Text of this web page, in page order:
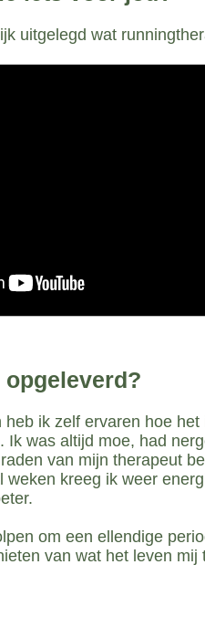
uitgelegd wat
ik zelf ervaren hoe
Ik was altijd moe, had
van mijn therapeut
weken kreeg ik weer
om een ellendige
van wat het leven mij